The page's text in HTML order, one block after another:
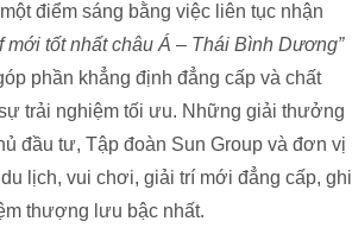
điểm sáng bằng việc liên tục nhận
mới tốt nhất châu Á – Thái Bình Dương”
phần khẳng định đẳng cấp và chất
trải nghiệm tối ưu. Những giải thưởng
đầu tư, Tập đoàn Sun Group và đơn vị
lịch, vui chơi, giải trí mới đẳng cấp, ghi
thượng lưu bậc nhất.